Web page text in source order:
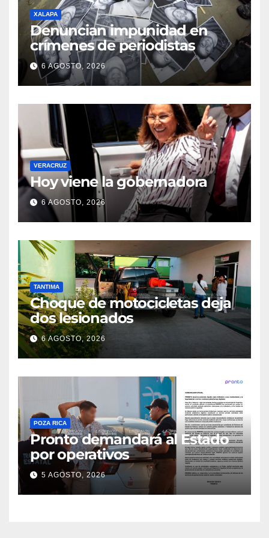
XALAPA
Denuncian impunidad en
crímenes de periodistas
6 AGOSTO, 2026
VERACRUZ
Hoy viene la gobernadora
6 AGOSTO, 2026
TANTIMA
Choque de motocicletas deja
dos lesionados
6 AGOSTO, 2026
POZA RICA
Pronto demandará al Estado
por operativos
5 AGOSTO, 2026